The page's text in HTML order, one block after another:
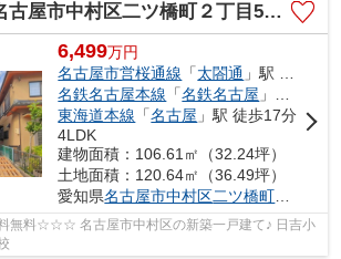
屋市中村区二ツ橋町２丁目53-1【仲介手数料無料】新築一戸建て
6,499万円
名古屋市営桜通線 「太閤通 」駅 徒歩7分
名鉄名古屋本線 「名鉄名古屋 」駅 徒歩17分
東海道本線 「名古屋 」駅 徒歩17分
4LDK
建物面積：106.61㎡（32.24坪）
土地面積：120.64㎡（36.49坪）
愛知県名古屋市中村区二ツ橋町２丁目
料☆☆☆ 名古屋市中村区の新築一戸建て♪ 日吉小